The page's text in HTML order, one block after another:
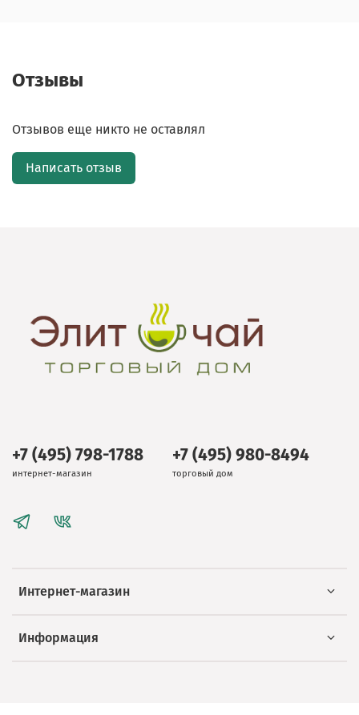
Отзывы
Отзывов еще никто не оставлял
Написать отзыв
Интернет-магазин
Информация
+7 (495) 798-1788
интернет-магазин
+7 (495) 980-8494
торговый дом